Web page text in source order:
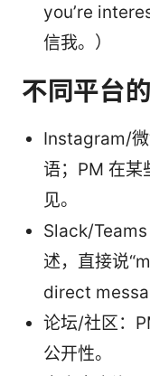
you’re
信我。）
不同平台
Instagram/
语；PM 在某
见。
Slack/
述，直接说
direct
论坛/社区：
公开性。